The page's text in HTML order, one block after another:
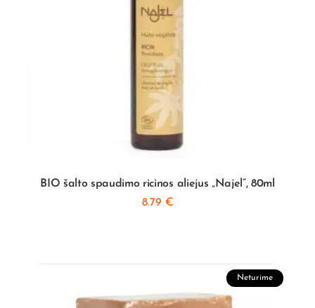
BIO šalto spaudimo ricinos aliejus „Najel”, 80ml
8.79 €
Neturime